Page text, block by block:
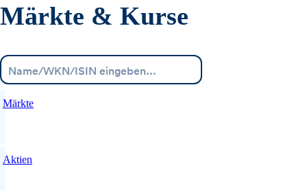
Märkte & Kurse
Märkte
Aktien